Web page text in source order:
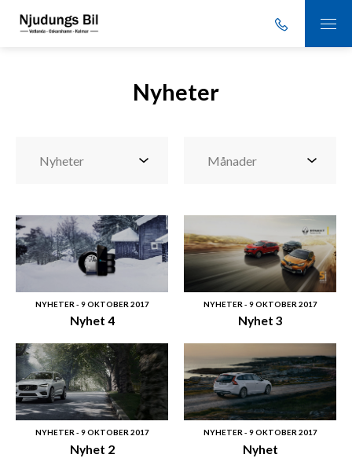
Nyheter
NYHETER - 9 OKTOBER 2017
Nyhet 4
NYHETER - 9 OKTOBER 2017
Nyhet 3
NYHETER - 9 OKTOBER 2017
Nyhet 2
NYHETER - 9 OKTOBER 2017
Nyhet